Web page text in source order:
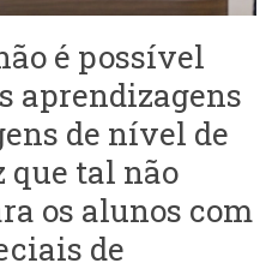
é possível
aprendizagens
de nível de
que tal não
os alunos com
de